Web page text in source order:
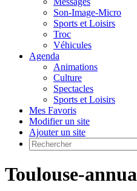
Son-Image-Micro
Sports et Loisirs
Troc
Véhicules
Agenda
Animations
Culture
Spectacles
Sports et Loisirs
Mes Favoris
Modifier un site
Ajouter un site
Toulouse-